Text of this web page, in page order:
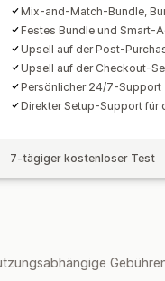
Mix-and-Match-Bundle,
Festes Bundle und Smart-
Upsell auf der Post-
Upsell auf der Checkout-
Persönlicher 24/7-Support
Direkter Setup-Support für
7-tägiger kostenloser Test